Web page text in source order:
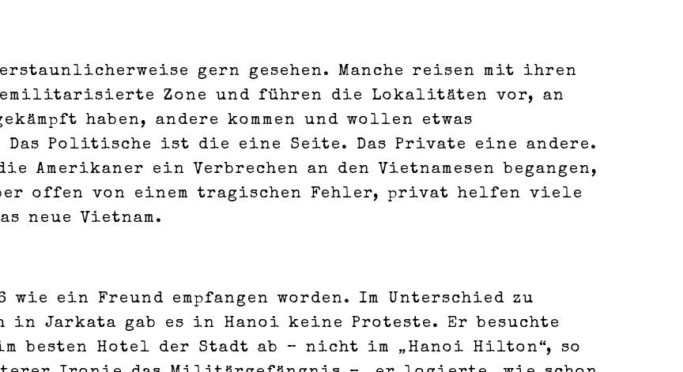
gern gesehen. Manche reisen mit ihren
Zone und führen die Lokalitäten vor, an
haben, andere kommen und wollen etwas
Das Politische ist die eine Seite. Das Private eine andere.
Amerikaner ein Verbrechen an den Vietnamesen begangen,
offen von einem tragischen Fehler, privat helfen viele
neue Vietnam.
wie ein Freund empfangen worden. Im Unterschied zu
in Jarkata gab es in Hanoi keine Proteste. Er besuchte
besten Hotel der Stadt ab – nicht im „Hanoi Hilton“, so